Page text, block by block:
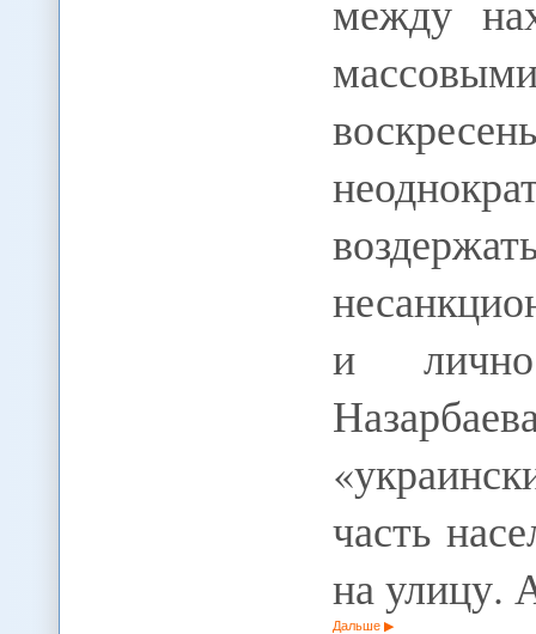
между
и лично
часть
на улицу.
Дальше